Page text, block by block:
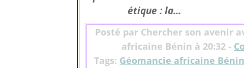
étique : la...
Posté par Chercher son avenir
africaine Bénin à 20:32 -
Tags: Géomancie africaine Bénin